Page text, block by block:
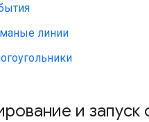
линии
и